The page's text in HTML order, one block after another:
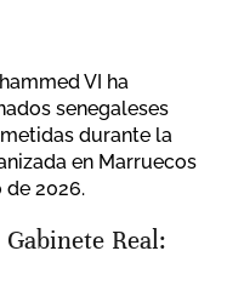
VI ha
senegaleses
durante la
en Marruecos
de 2026.
Gabinete Real: